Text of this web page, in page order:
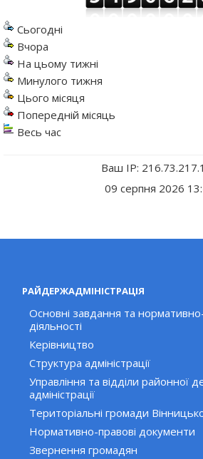
Сьогодні
Вчора
На цьому тижні
Минулого тижня
Цього місяця
Попередній місяць
Весь час
Ваш IP:
09 серпня 2026
РАЙДЕРЖАДМІНІСТРАЦІЯ
Основні завдання та
діяльності
Керівництво
Структура адміністрації
Управління та відділи районної
адміністрації
Територіальні громади
Нормативно-правові документи
Звернення громадян